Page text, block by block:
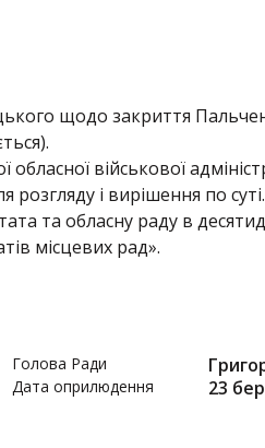
щодо закриття
військової
і вирішення по суті.
та обласну раду в
місцевих рад».
Голова Ради
Дата оприлюдення 23